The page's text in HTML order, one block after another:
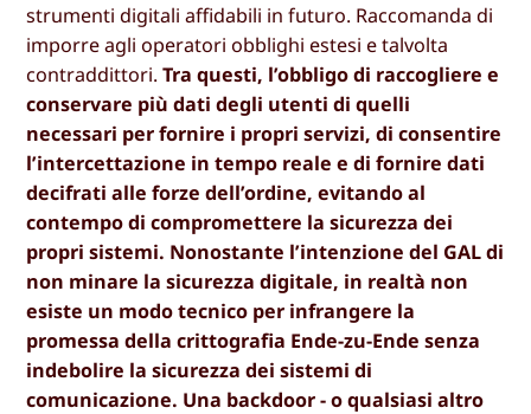
strumenti digitali affidabili in futuro. Raccomanda di
imporre agli operatori obblighi estesi e talvolta
contraddittori.Tra questi, l’obbligo di raccogliere e
conservare più dati degli utenti di quelli
necessari per fornire i propri servizi, di consentire
l’intercettazione in tempo reale e di fornire dati
decifrati alle forze dell’ordine, evitando al
contempo di compromettere la sicurezza dei
propri sistemi. Nonostante l’intenzione del GAL di
non minare la sicurezza digitale, in realtà non
esiste un modo tecnico per infrangere la
promessa della crittografia Ende-zu-Ende senza
indebolire la sicurezza dei sistemi di
comunicazione. Una backdoor - o qualsiasi altro